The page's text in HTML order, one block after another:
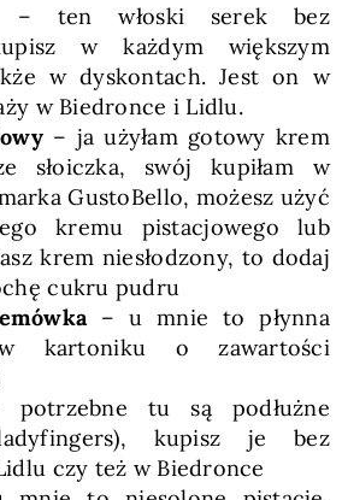
– ten włoski serek bez
w każdym większym
w dyskontach. Jest on w
w Biedronce i Lidlu.
– ja użyłam gotowy krem
słoiczka, swój kupiłam w
GustoBello, możesz użyć
kremu pistacjowego lub
krem niesłodzony, to dodaj
cukru pudru
– u mnie to płynna
kartoniku o zawartości
tu są podłużne
kupisz je bez
czy też w Biedronce